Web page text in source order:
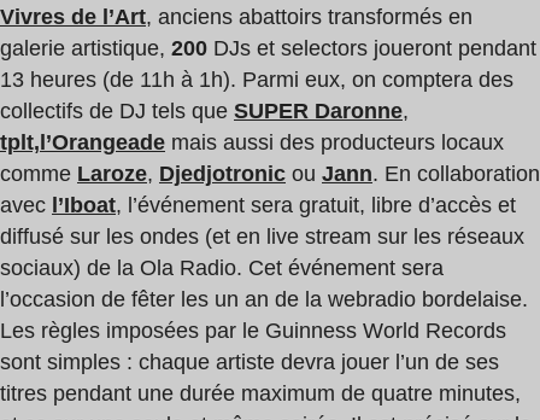
Vivres de l’Art, anciens abattoirs transformés en
galerie artistique, 200 DJs et selectors joueront pendant
13 heures (de 11h à 1h). Parmi eux, on comptera des
collectifs de DJ tels que SUPER Daronne,
tplt, l’Orangeade mais aussi des producteurs locaux
comme Laroze, Djedjotronic ou Jann. En collaboration
avec l’Iboat, l’événement sera gratuit, libre d’accès et
diffusé sur les ondes (et en live stream sur les réseaux
sociaux) de la Ola Radio. Cet événement sera
l’occasion de fêter les un an de la webradio bordelaise.
Les règles imposées par le Guinness World Records
sont simples : chaque artiste devra jouer l’un de ses
titres pendant une durée maximum de quatre minutes,